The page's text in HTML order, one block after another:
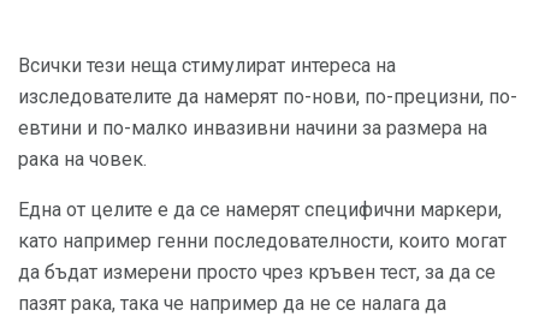
Всички тези неща стимулират интереса на
изследователите да намерят по-нови, по-прецизни, по-
евтини и по-малко инвазивни начини за размера на
рака на човек.
Една от целите е да се намерят специфични маркери,
като например генни последователности, които могат
да бъдат измерени просто чрез кръвен тест, за да се
пазят рака, така че например да не се налага да